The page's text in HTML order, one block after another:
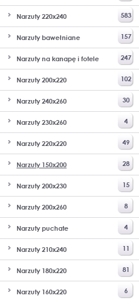
Narzuty 220x240 583
Narzuty bawełniane 157
Narzuty na kanapę i fotele 247
Narzuty 200x220 102
Narzuty 240x260 30
Narzuty 230x260 4
Narzuty 220x220 49
Narzuty 150x200 28
Narzuty 200x230 15
Narzuty 200x260 8
Narzuty puchate 4
Narzuty 210x240 11
Narzuty 180x220 81
Narzuty 160x220 6